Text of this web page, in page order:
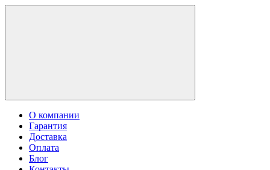
О компании
Гарантия
Доставка
Оплата
Блог